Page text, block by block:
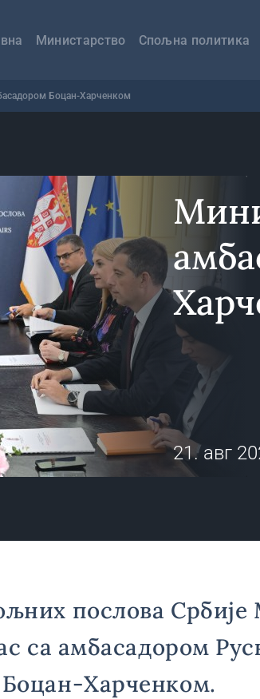
Министарство Спољна политика
Боцан-Харченком
21. авг
послова
са амбасадором
Харченком.